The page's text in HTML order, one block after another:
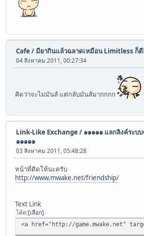
Cafe/ มียากินแล้วฉลาดเหมือน Limitless ก็
04 สิงหาคม 2011, 00:27:34
คิดว่าจะไม่มันส์ แต่กลับมันส์มากกกก
Link-Like Exchange/ ๑๑๑๑๑ แลกลิงค์ระบ
๑๑๑๑๑
03 สิงหาคม 2011, 05:48:28
หน้าที่ติดให้นะครับ
http://www.mwake.net/friendship/
Text Link
โค้ด เลือก
<a href="http://game.mwake.net"